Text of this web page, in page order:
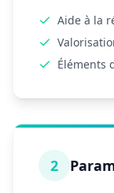
Aide à la
Éléments
2